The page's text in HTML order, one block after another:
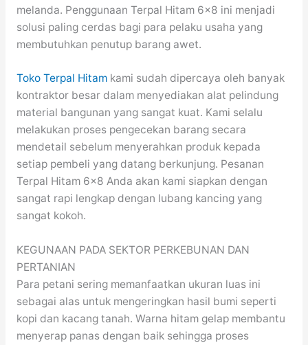
melanda. Penggunaan Terpal Hitam 6×8 ini menjadi
solusi paling cerdas bagi para pelaku usaha yang
membutuhkan penutup barang awet.
Toko Terpal Hitamkami sudah dipercaya oleh banyak
kontraktor besar dalam menyediakan alat pelindung
material bangunan yang sangat kuat. Kami selalu
melakukan proses pengecekan barang secara
mendetail sebelum menyerahkan produk kepada
setiap pembeli yang datang berkunjung. Pesanan
Terpal Hitam 6×8 Anda akan kami siapkan dengan
sangat rapi lengkap dengan lubang kancing yang
sangat kokoh.
KEGUNAAN PADA SEKTOR PERKEBUNAN DAN
PERTANIAN
Para petani sering memanfaatkan ukuran luas ini
sebagai alas untuk mengeringkan hasil bumi seperti
kopi dan kacang tanah. Warna hitam gelap membantu
menyerap panas dengan baik sehingga proses